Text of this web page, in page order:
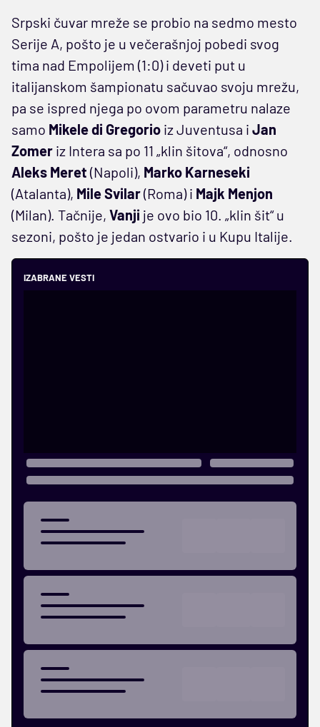
Srpski čuvar mreže se probio na sedmo mesto
Serije A, pošto je u večerašnjoj pobedi svog
tima nad Empolijem (1:0) i deveti put u
italijanskom šampionatu sačuvao svoju mrežu,
pa se ispred njega po ovom parametru nalaze
samo Mikeledi Gregorio iz Juventusa i Jan
Zomer iz Intera sa po 11 „klin šitova“, odnosno
Aleks Meret (Napoli), Marko Karneseki
(Atalanta), MileSvilar(Roma) i Majk Menjon
(Milan). Tačnije, Vanji je ovo bio 10. „klin šit“ u
sezoni, pošto je jedan ostvario i u Kupu Italije.
IZABRANE VESTI